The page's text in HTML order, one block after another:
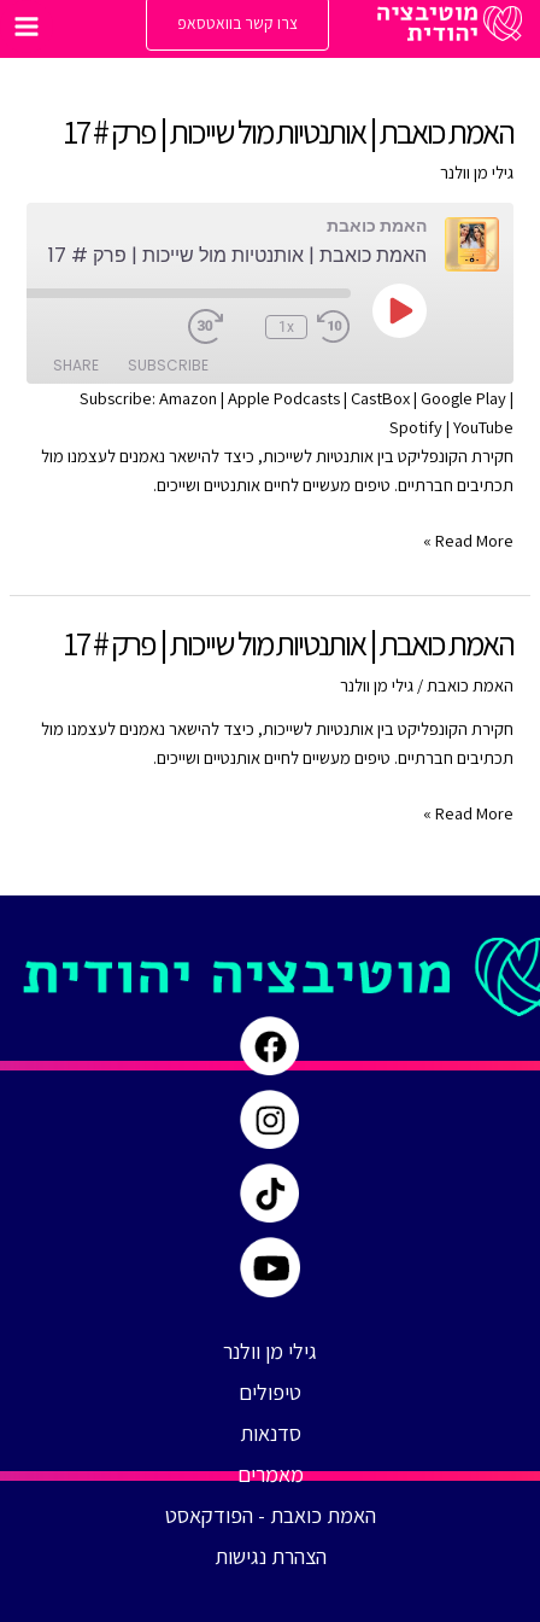
לתוכן
צרו קשר בוואטסאפ
האמת כואבת | אותנטיות מול שייכות | פרק # 17
גילי מן וולנר
האמת כואבת
האמת כואבת | אותנטיות מול שייכות | פרק # 17
Play
Episode
1x
SUBSCRIBE
SHARE
Amazon
CastBox
RSS FEED
SHARE
LINK
EMBED
Subscribe: Amazon | Apple Podcasts| CastBox| Google Play|
Spotify| YouTube
חקירת הקונפליקט בין אותנטיות לשייכות, כיצד להישאר נאמנים לעצמנו מול
תכתיבים חברתיים. טיפים מעשיים לחיים אותנטיים ושייכים.
האמת
|
מול
שייכות
פרק
#
Read More »
האמת כואבת | אותנטיות מול שייכות | פרק # 17
האמת כואבת /גילי מן וולנר
חקירת הקונפליקט בין אותנטיות לשייכות, כיצד להישאר נאמנים לעצמנו מול
תכתיבים חברתיים. טיפים מעשיים לחיים אותנטיים ושייכים.
האמת
אותנטיות
שייכות
|
פרק
17
Read More »
גילי מן וולנר
טיפולים
סדנאות
מאמרים
האמת כואבת - הפודקאסט
הצהרת נגישות